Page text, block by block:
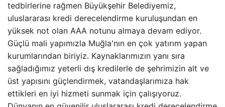
tedbirlerine rağmen Büyükşehir Belediyemiz,
uluslararası kredi derecelendirme kuruluşundan en
yüksek not olan AAA notunu almaya devam ediyor.
Güçlü mali yapımızla Muğla'nın en çok yatırım yapan
kurumlarından biriyiz. Kaynaklarımızın yanı sıra
sağladığımız yeterli dış kredilerle de şehrimizin alt ve
üst yapısını güçlendirmek, vatandaşlarımıza hak
ettikleri en iyi hizmeti sunmak için çalışıyoruz.